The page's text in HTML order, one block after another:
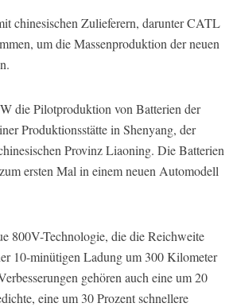
chinesischen Zulieferern, darunter CATL
um die Massenproduktion der neuen
die Pilotproduktion von Batterien der
Produktionsstätte in Shenyang, der
Provinz Liaoning. Die Batterien
ersten Mal in einem neuen Automodell
800V-Technologie, die die Reichweite
10-minütigen Ladung um 300 Kilometer
gehören auch eine um 20
eine um 30 Prozent schnellere